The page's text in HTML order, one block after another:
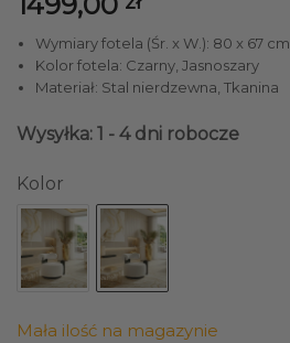
Wymiary fotela (Śr. x W.): 80 x 67 cm
Kolor fotela: Czarny, Jasnoszary
Materiał: Stal nierdzewna, Tkanina
Wysyłka: 1 - 4 dni robocze
Kolor
Mała ilość na magazynie